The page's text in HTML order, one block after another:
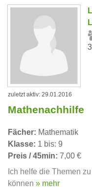
zuletzt aktiv: 29.01.2016
Mathenachhilfe
Fächer: Mathematik
Klasse: 1 bis: 9
Preis / 45min: 7,00 €
Ich helfe die Themen
können » mehr